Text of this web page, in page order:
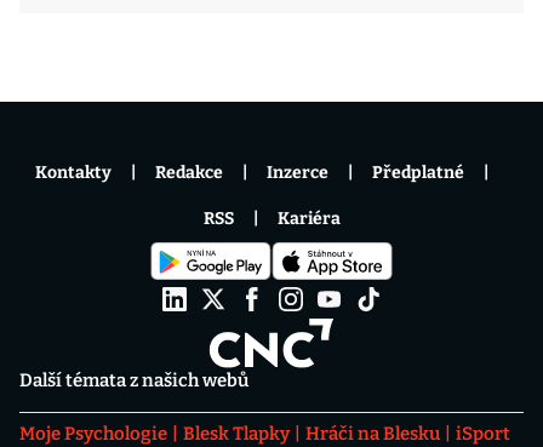
Další témata z našich webů
Moje Psychologie Blesk Tlapky Hráči na Blesku
iSport
Kontakty Redakce Inzerce Předplatné
RSS Kariéra